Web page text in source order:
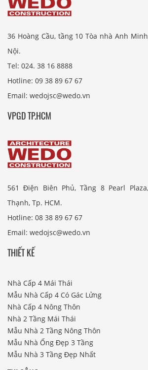
36 Hoàng Cầu, tầng 10 Tòa nhà Anh
Nội.
Tel: 024. 38 16 8888
Hotline: 09 38 89 67 67
Email: wedojsc@wedo.vn
VPGD TP.HCM
561 Điện Biên Phủ, Tầng 8 Pearl
Thạnh, Tp. HCM.
Hotline: 08 38 89 67 67
Email: wedojsc@wedo.vn
THIẾT KẾ
Nhà Cấp 4 Mái Thái
Mẫu Nhà Cấp 4 Có Gác Lửng
Nhà Cấp 4 Nông Thôn
Nhà 2 Tầng Mái Thái
Mẫu Nhà 2 Tầng Nông Thôn
Mẫu Nhà Ống Đẹp 3 Tầng
Mẫu Nhà 3 Tầng Đẹp Nhất